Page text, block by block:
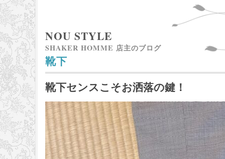
NOU STYLE
SHAKER HOMME 店主のブログ
靴下
靴下センスこそお洒落の鍵！